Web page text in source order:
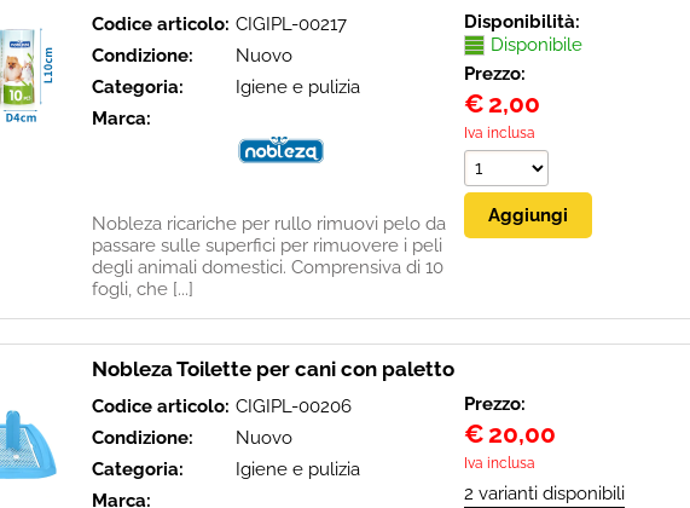
Codice articolo: CIGIPL-00217
Condizione:
Nuovo
Categoria:
Igiene e pulizia
Marca:
Nobleza ricariche per rullo rimuovi pelo da
passare sulle superfici per rimuovere i peli
degli animali domestici. Comprensiva di 10
fogli, che [...]
Disponibilità:
Disponibile
Prezzo:
€2,00
Iva inclusa
Nobleza Toilette per cani con paletto
Codice articolo: CIGIPL-00206
Condizione:
Nuovo
Categoria:
Igiene e pulizia
Marca:
Prezzo:
€20,00
Iva inclusa